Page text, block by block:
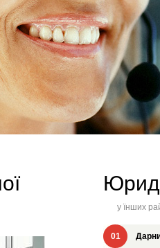
у їнших
01